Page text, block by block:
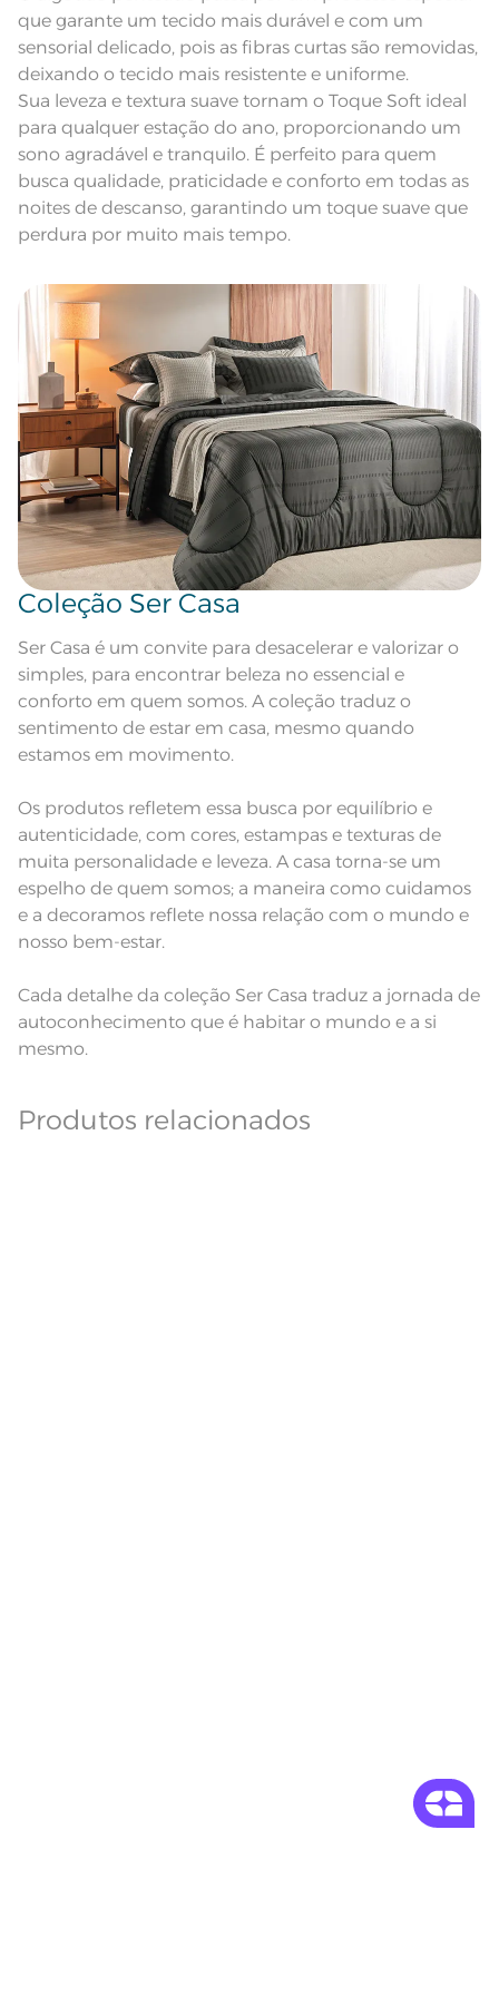
seco;
Observações
cor, de acordo com a configuração
e modelo do monitor ou do
aparelho celular. Consultar a cor
nas especificações técnicas do
produto.
que garante um tecido mais durável e com um
sensorial delicado, pois as fibras curtas são removidas,
deixando o tecido mais resistente e uniforme.
Sua leveza e textura suave tornam o Toque Soft ideal
para qualquer estação do ano, proporcionando um
sono agradável e tranquilo. É perfeito para quem
busca qualidade, praticidade e conforto em todas as
noites de descanso, garantindo um toque suave que
perdura por muito mais tempo.
Coleção Ser Casa
Ser Casa é um convite para desacelerar e valorizar o
simples, para encontrar beleza no essencial e
conforto em quem somos. A coleção traduz o
sentimento de estar em casa, mesmo quando
estamos em movimento.
Os produtos refletem essa busca por equilíbrio e
autenticidade, com cores, estampas e texturas de
muita personalidade e leveza. A casa torna-se um
espelho de quem somos; a maneira como cuidamos
e a decoramos reflete nossa relação com o mundo e
nosso bem-estar.
Cada detalhe da coleção Ser Casa traduz a jornada de
autoconhecimento que é habitar o mundo e a si
mesmo.
Produtos relacionados